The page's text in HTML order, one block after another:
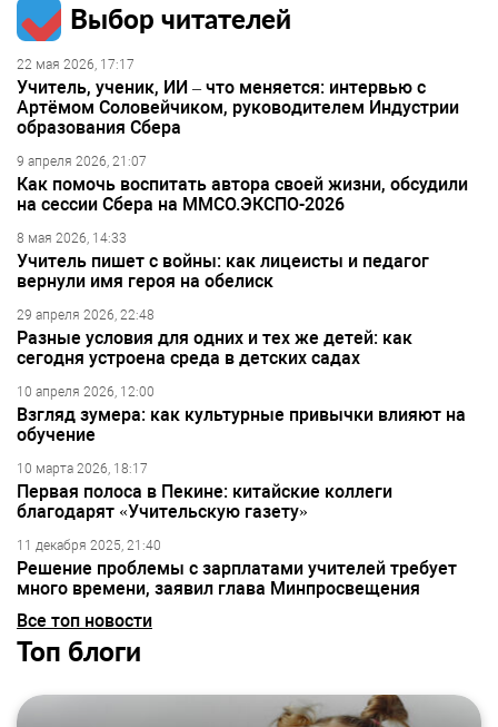
Выбор читателей
22 мая 2026, 17:17
Учитель, ученик, ИИ – что меняется: интервью с
Артёмом Соловейчиком, руководителем Индустрии
образования Сбера
9 апреля 2026, 21:07
Как помочь воспитать автора своей жизни, обсудили
на сессии Сбера на ММСО.ЭКСПО-2026
8 мая 2026, 14:33
Учитель пишет с войны: как лицеисты и педагог
вернули имя героя на обелиск
29 апреля 2026, 22:48
Разные условия для одних и тех же детей: как
сегодня устроена среда в детских садах
10 апреля 2026, 12:00
Взгляд зумера: как культурные привычки влияют на
обучение
10 марта 2026, 18:17
Первая полоса в Пекине: китайские коллеги
благодарят «Учительскую газету»
11 декабря 2025, 21:40
Решение проблемы с зарплатами учителей требует
много времени, заявил глава Минпросвещения
Все топ новости
Топ блоги